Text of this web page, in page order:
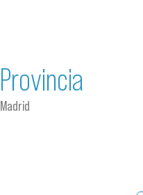
Provincia
Madrid